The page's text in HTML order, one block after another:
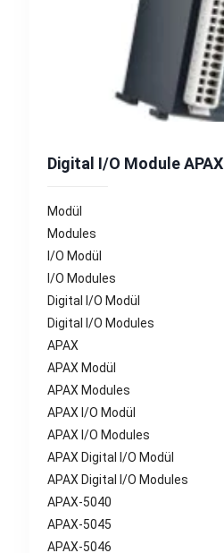
Digital I/O Module APAX
Modül
Modules
I/O Modül
I/O Modules
Digital I/O Modül
Digital I/O Modules
APAX
APAX Modül
APAX Modules
APAX I/O Modül
APAX I/O Modules
APAX Digital I/O Modül
APAX Digital I/O Modules
APAX-5040
APAX-5045
APAX-5046